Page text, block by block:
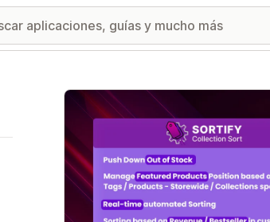
Galería de imágenes destacadas